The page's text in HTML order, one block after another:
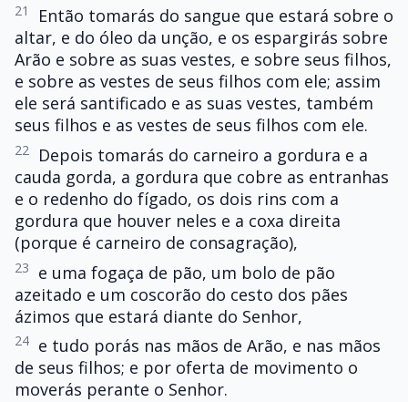
21
Então tomarás do sangue que estará sobre o
altar, e do óleo da unção, e os espargirás sobre
Arão e sobre as suas vestes, e sobre seus filhos,
e sobre as vestes de seus filhos com ele; assim
ele será santificado e as suas vestes, também
seus filhos e as vestes de seus filhos com ele.
22
Depois tomarás do carneiro a gordura e a
cauda gorda, a gordura que cobre as entranhas
e o redenho do fígado, os dois rins com a
gordura que houver neles e a coxa direita
(porque é carneiro de consagração),
23
e uma fogaça de pão, um bolo de pão
azeitado e um coscorão do cesto dos pães
ázimos que estará diante do Senhor,
24 e tudo porás nas mãos de Arão, e nas mãos
de seus filhos; e por oferta de movimento o
moverás perante o Senhor.